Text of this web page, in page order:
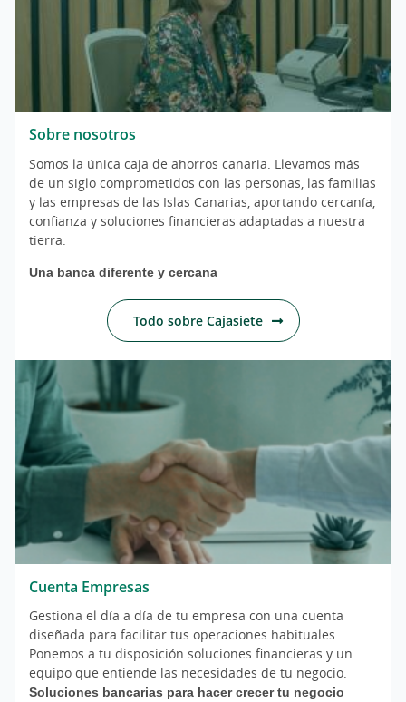
Sobre nosotros
Somos la única caja de ahorros canaria. Llevamos más
de un siglo comprometidos con las personas, las familias
y las empresas de las Islas Canarias, aportando cercanía,
confianza y soluciones financieras adaptadas a nuestra
tierra.
Una banca diferente y cercana
Todo sobre Cajasiete
Cuenta Empresas
Gestiona el día a día de tu empresa con una cuenta
diseñada para facilitar tus operaciones habituales.
Ponemos a tu disposición soluciones financieras y un
equipo que entiende las necesidades de tu negocio.
Soluciones bancarias para hacer crecer tu negocio